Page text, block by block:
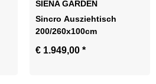
SIENA GARDEN
Sincro Ausziehtisch
200/260x100cm
€ 1.949,00 *